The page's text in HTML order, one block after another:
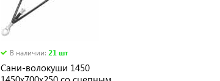
В наличии:21 шт
Сани-волокуши 1450